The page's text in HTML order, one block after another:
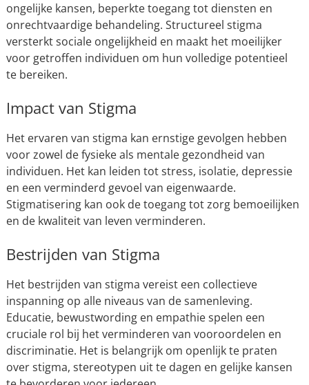
ongelijke kansen, beperkte toegang tot diensten en
onrechtvaardige behandeling. Structureel stigma
versterkt sociale ongelijkheid en maakt het moeilijker
voor getroffen individuen om hun volledige potentieel
te bereiken.
Impact van Stigma
Het ervaren van stigma kan ernstige gevolgen hebben
voor zowel de fysieke als mentale gezondheid van
individuen. Het kan leiden tot stress, isolatie, depressie
en een verminderd gevoel van eigenwaarde.
Stigmatisering kan ook de toegang tot zorg bemoeilijken
en de kwaliteit van leven verminderen.
Bestrijden van Stigma
Het bestrijden van stigma vereist een collectieve
inspanning op alle niveaus van de samenleving.
Educatie, bewustwording en empathie spelen een
cruciale rol bij het verminderen van vooroordelen en
discriminatie. Het is belangrijk om openlijk te praten
over stigma, stereotypen uit te dagen en gelijke kansen